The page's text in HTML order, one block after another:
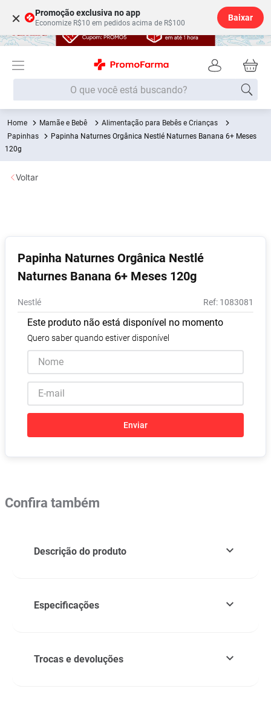
× Promoção exclusiva no app
Economize R$10 em pedidos acima de R$100
Baixar
O que você está buscando?
Mamãe e Bebê
Alimentação para Bebês e Crianças
Papinhas
Papinha Naturnes Orgânica Nestlé Naturnes Banana 6+ Meses
120g
Papinha Naturnes Orgânica Nestlé
Naturnes Banana 6+ Meses 120g
Nestlé : 1083081
Este produto não está disponível no momento
Quero saber quando estiver disponível
Enviar
Voltar
Confira também
Descrição do produto
Especificações
Trocas e devoluções
Termos mais buscados
9º
10º Soro Fisiológico